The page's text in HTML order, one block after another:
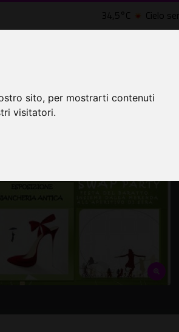
sito, per mostrarti contenuti
visitatori.
34,5°C Cielo